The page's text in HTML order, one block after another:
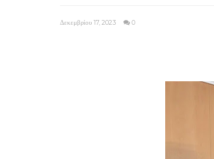
Δεκεμβρίου 17, 2023 0